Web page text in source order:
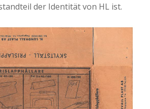
der Identität von HL ist.